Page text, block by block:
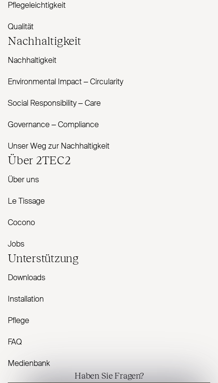
Pflegeleichtigkeit
Qualität
Nachhaltigkeit
Nachhaltigkeit
Envi­ronmental Impact – Cir­cularity
Social Responsibility – Care
Governance – Com­pliance
Unser Weg zur Nachhaltigkeit
Über 2TEC2
Über uns
Le Tissage
Cocono
Jobs
Unterstützung
Downloads
Installation
Pflege
FAQ
Medienbank
Haben Sie Fragen?